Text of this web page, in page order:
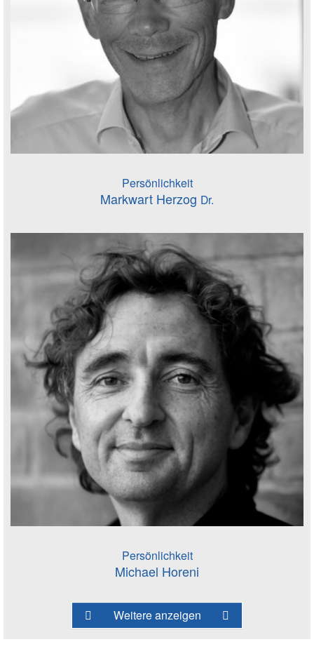
Persönlichkeit
Markwart Herzog Dr.
Persönlichkeit
Michael Horeni
Weitere anzeigen